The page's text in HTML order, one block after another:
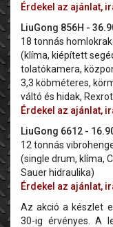
Érdekel az ajánlat,
LiuGong 856H -
18 tonnás
(klíma, kiépített
tolatókamera,
3,3 köbméteres,
váltó és hidak,
Érdekel az ajánlat,
LiuGong 6612 -
12 tonnás
(single drum, klíma,
Sauer hidraulika)
Érdekel az ajánlat,
Az akció a készlet
30-ig érvényes. A